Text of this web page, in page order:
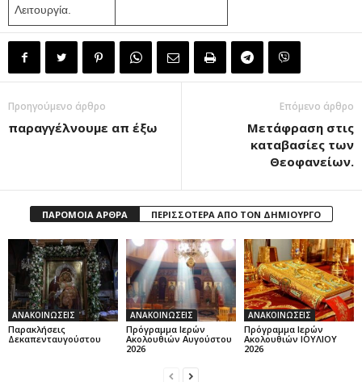
Λειτουργία.
Προηγούμενο άρθρο
παραγγέλνουμε απ έξω
Επόμενο άρθρο
Μετάφραση στις
καταβασίες των
Θεοφανείων.
ΠΑΡΟΜΟΙΑ ΑΡΘΡΑ ΠΕΡΙΣΣΟΤΕΡΑ ΑΠΟ ΤΟΝ ΔΗΜΙΟΥΡΓΟ
ΑΝΑΚΟΙΝΩΣΕΙΣ
Παρακλήσεις
Δεκαπενταυγούστου
ΑΝΑΚΟΙΝΩΣΕΙΣ
Πρόγραμμα Ιερών
Ακολουθιών Αυγούστου
2026
ΑΝΑΚΟΙΝΩΣΕΙΣ
Πρόγραμμα Ιερών
Ακολουθιών ΙΟΥΛΙΟΥ
2026